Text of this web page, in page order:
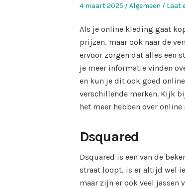
Geplaatst
4 maart 2025
Geplaatst
Algemeen Laat
Als je online kleding gaat
prijzen, maar ook naar de
ervoor zorgen dat alles een
je meer informatie vinden
en kun je dit ook goed
verschillende merken. Kijk
het meer hebben over
Dsquared
Dsquared is een van de
straat loopt, is er altijd wel
maar zijn er ook veel jassen